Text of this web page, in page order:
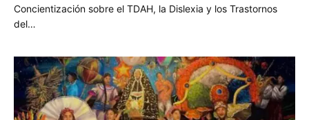
Concientización sobre el TDAH, la Dislexia y los Trastornos
del…